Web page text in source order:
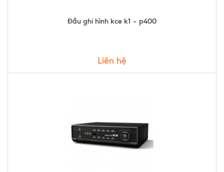
Đầu ghi hình kce k1 – p400
Liên hệ